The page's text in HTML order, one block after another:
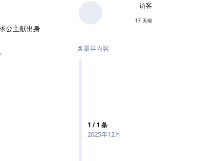
访客
17 天前
最早内容
1 /1 条
2025年12月
公主献出身